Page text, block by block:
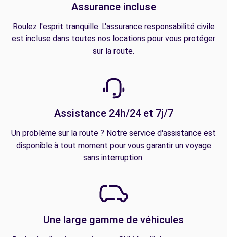
Assurance incluse
Roulez l'esprit tranquille. L'assurance responsabilité civile
est incluse dans toutes nos locations pour vous protéger
sur la route.
Assistance 24h/24 et 7j/7
Un problème sur la route ? Notre service d'assistance est
disponible à tout moment pour vous garantir un voyage
sans interruption.
Une large gamme de véhicules